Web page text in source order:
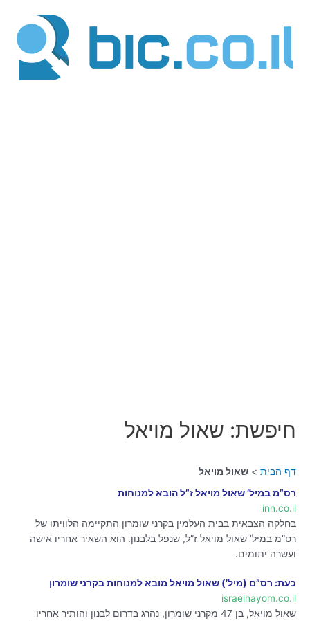
חיפשת: שאול מויאל
דף הבית
שאול מויאל
רס”מ במיל’ שאול מויאל ז”ל הובא למנוחות
inn.co.il
בחלקה הצבאית בבית העלמין בקרני שומרון התקיימה הלוויתו של
רס”מ במיל’ שאול מויאל ז”ל, שנפל בלבנון. הוא השאיר אחריו אישה
ועשרה יתומים.
כעת: רס”ם (מיל’) שאול מויאל מובא למנוחות בקרני שומרון
israelhayom.co.il
שאול מויאל, בן 47 מקרני שומרון, נהרג בדרום לבנון והותיר אחריו